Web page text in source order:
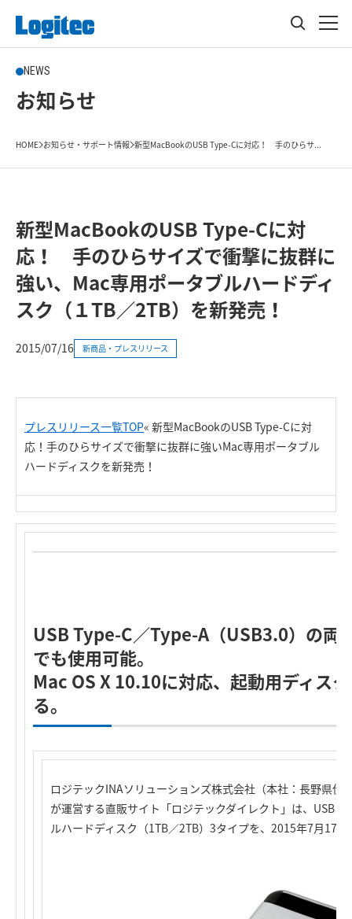
NEWS
お知らせ
HOME お知らせ・サポート情報 新型MacBookのUSB Type-Cに対応！ 手のひらサ...
新型MacBookのUSB Type-Cに対
応！ 手のひらサイズで衝撃に抜群に
強い、Mac専用ポータブルハードディ
スク（１TB／2TB）を新発売！
2015/07/16 新商品・プレスリリース
プレスリリース一覧TOP« 新型MacBookのUSB Type-Cに対
応！手のひらサイズで衝撃に抜群に強いMac専用ポータブル
ハードディスクを新発売！
USB Type-C／Type-A（USB3.0）の両
でも使用可能。
Mac OS X 10.10に対応、起動用ディス
る。
ロジテックINAソリューションズ株式会社（本社：長野県伊
が運営する直販サイト「ロジテックダイレクト」は、USB
ルハードディスク（1TB／2TB）3タイプを、2015年7月17